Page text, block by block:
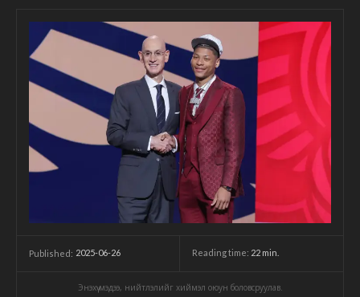
Published: 2025-06-26 Reading time: 22 min.
Энэхүү мэдээ, нийтлэлийг хиймэл оюун боловсруулав.